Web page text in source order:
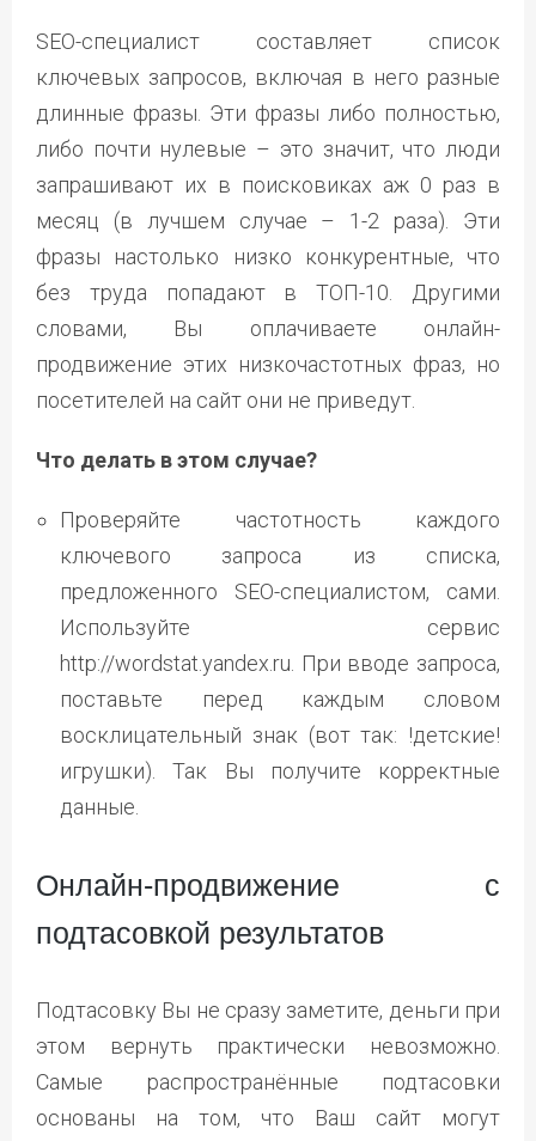
SEO-специалист составляет список
ключевых запросов, включая в него разные
длинные фразы. Эти фразы либо полностью,
либо почти нулевые – это значит, что люди
запрашивают их в поисковиках аж 0 раз в
месяц (в лучшем случае – 1-2 раза). Эти
фразы настолько низко конкурентные, что
без труда попадают в ТОП-10. Другими
словами, Вы оплачиваете онлайн-
продвижение этих низкочастотных фраз, но
посетителей на сайт они не приведут.
Что делать в этом случае?
Проверяйте частотность каждого
ключевого запроса из списка,
предложенного SEO-специалистом, сами.
Используйте сервис
http://wordstat.yandex.ru. При вводе запроса,
поставьте перед каждым словом
восклицательный знак (вот так: !детские!
игрушки). Так Вы получите корректные
данные.
Онлайн-продвижение с
подтасовкой результатов
Подтасовку Вы не сразу заметите, деньги при
этом вернуть практически невозможно.
Самые распространённые подтасовки
основаны на том, что Ваш сайт могут